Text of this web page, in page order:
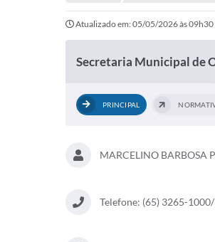
Atualizado em: 05/05/2026 às 09h30
Secretaria Municipal de
PRINCIPAL
MARCELINO BARBOSA
Telefone: (65) 3265-